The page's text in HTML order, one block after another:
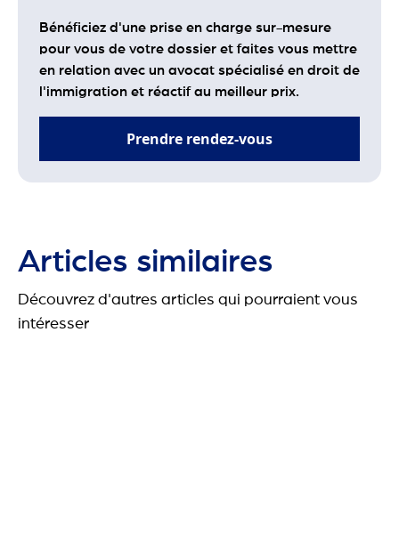
Bénéficiez d'une prise en charge sur-mesure
pour vous de votre dossier et faites vous mettre
en relation avec un avocat spécialisé en droit de
l'immigration et réactif au meilleur prix.
Prendre rendez-vous
Articles similaires
Découvrez d'autres articles qui pourraient vous
intéresser